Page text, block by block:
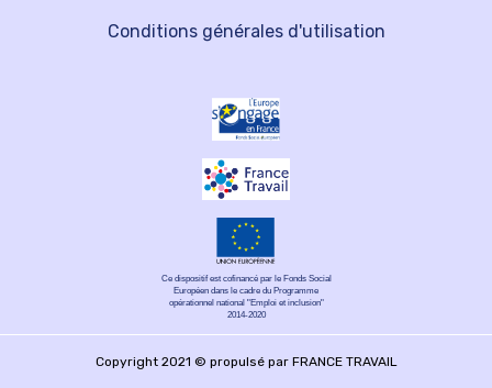
Conditions générales d'utilisation
Ce dispositif est cofinancé par le Fonds Social
Européen dans le cadre du Programme
opérationnel national "Emploi et inclusion"
2014-2020
Copyright 2021 © propulsé par FRANCE TRAVAIL